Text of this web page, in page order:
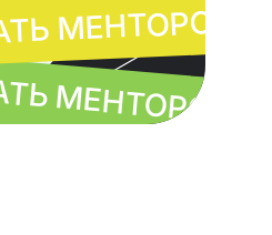
МЕНТОРОМ
МЕНТОРОМ